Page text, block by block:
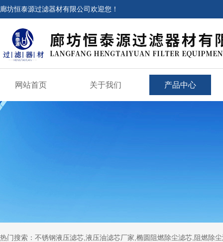
廊坊恒泰源过滤器材有限公司欢迎您！
网站首页 关于我们 产品中心
热门搜索：不锈钢液压滤芯,液压油滤芯厂家,椭圆阻燃除尘滤芯,阻燃除